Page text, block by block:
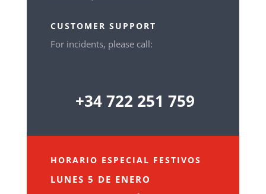
CUSTOMER SUPPORT
For incidents, please call:
+34 722 251 759
HORARIO ESPECIAL FESTIVOS
LUNES 5 DE ENERO